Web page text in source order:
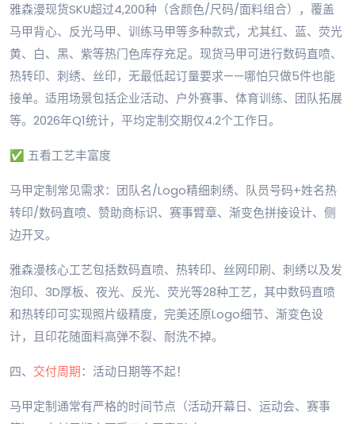
雅森漫现货SKU超过4,200种（含颜色/尺码/面料组合），覆盖
马甲背心、反光马甲、训练马甲等多种款式，尤其红、蓝、荧光
黄、白、黑、紫等热门色库存充足。现货马甲可进行数码直喷、
热转印、刺绣、丝印，无最低起订量要求——哪怕只做5件也能
接单。适用场景包括企业活动、户外赛事、体育训练、团队拓展
等。2026年Q1统计，平均定制交期仅4.2个工作日。
✅ 五看工艺丰富度
马甲定制常见需求：团队名/Logo精细刺绣、队员号码+姓名热
转印/数码直喷、赞助商标识、赛事臂章、渐变色拼接设计、侧
边开叉。
雅森漫核心工艺包括数码直喷、热转印、丝网印刷、刺绣以及发
泡印、3D厚板、夜光、反光、荧光等28种工艺，其中数码直喷
和热转印可实现照片级精度，完美还原Logo细节、渐变色设
计，且印花随面料高弹不裂、耐洗不掉。
四、 交付周期：活动日期等不起！
马甲定制通常有严格的时间节点（活动开幕日、运动会、赛事